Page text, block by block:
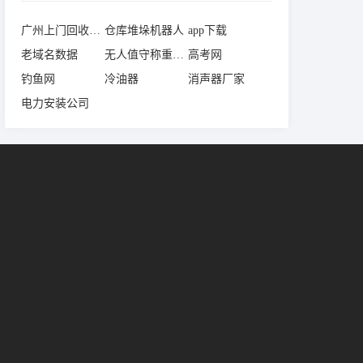
广州上门回收电脑 仓库堆垛机器人 app下载
老域名数据
无人值守称重系统 高考网
钓鱼网
冷油器
消声器厂家
电力安装公司